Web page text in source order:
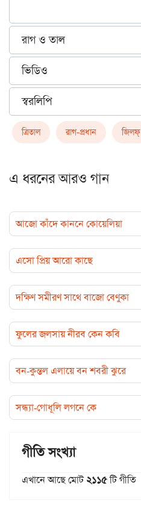
রাগ ও তাল
ভিডিও
স্বরলিপি
ত্রিতাল রাগ-প্রধান জিলফ্‌
এ ধরনের আরও গান
আজো কাঁদে কাননে কোয়েলিয়া
এসো প্রিয় আরো কাছে
দক্ষিণ সমীরণ সাথে বাজো বেণুকা
ফুলের জলসায় নীরব কেন কবি
বন-কুন্তল এলায়ে বন শবরী ঝুরে
সন্ধ্যা-গোধূলি লগনে কে
গীতি সংখ্যা
এখানে আছে মোট২১১৫টি গীতি